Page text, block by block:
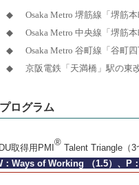
◆
Osaka Metro 堺筋線「堺筋
◆
Osaka Metro 中央線「堺筋
◆
Osaka Metro 谷町線「谷町
◆
京阪電鉄「天満橋」駅の東
プログラム
取得用PMI
®
Talent Triangle（3
：Ways of Working （1.5）、P